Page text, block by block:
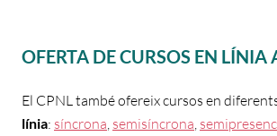
OFERTA DE CURSOS EN LÍNIA
El CPNL també ofereix cursos en
línia: síncrona, semisíncrona,